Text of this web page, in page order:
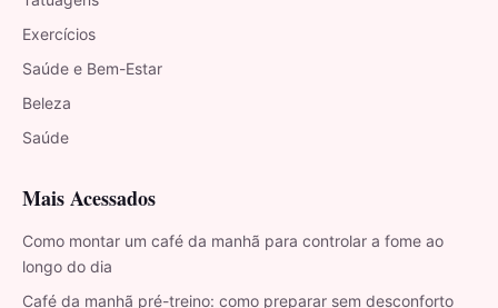
Exercícios
Saúde e Bem-Estar
Beleza
Saúde
Mais Acessados
Como montar um café da manhã para controlar a fome ao
longo do dia
Café da manhã pré-treino: como preparar sem desconforto